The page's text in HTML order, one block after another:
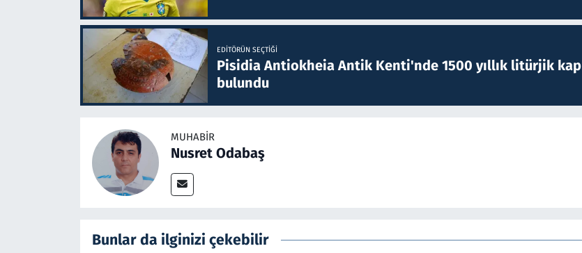
EDITÖRÜN SEÇTIĞI
Pisidia Antiokheia Antik Kenti'nde 1500 yıllık litürjik kap
bulundu
MUHABIR
Nusret Odabaş
Bunlar da ilginizi çekebilir